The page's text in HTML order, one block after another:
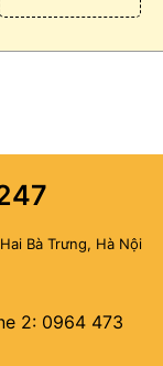
Bà Trưng, Hà Nội
2: 0964 473